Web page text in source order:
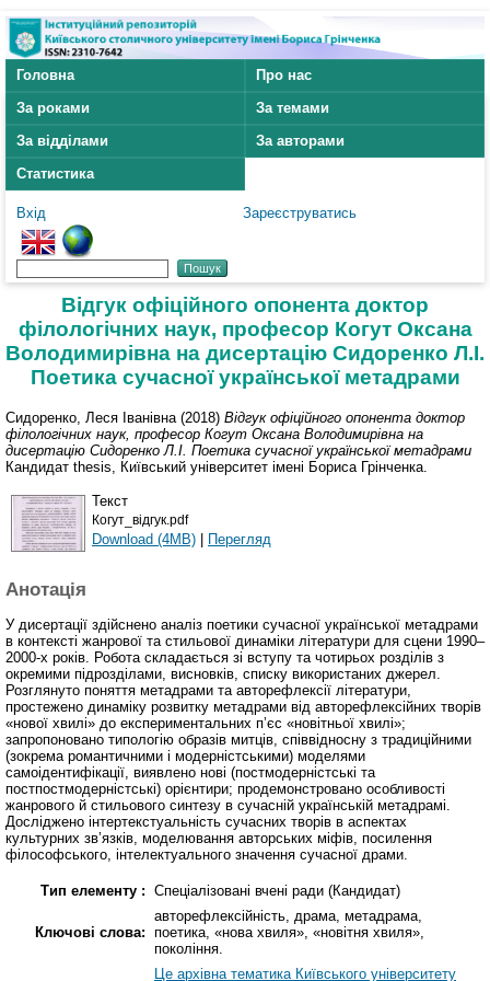
Головна
Про нас
За роками
За темами
За відділами
За авторами
Статистика
Вхід Зареєструватись
Відгук офіційного опонента доктор
філологічних наук, професор Когут Оксана
Володимирівна на дисертацію Сидоренко Л.І.
Поетика сучасної української метадрами
Сидоренко, Леся Іванівна (2018) Відгук офіційного опонента доктор
філологічних наук, професор Когут Оксана Володимирівна на
дисертацію Сидоренко Л.І. Поетика сучасної української метадрами
Кандидат thesis, Київський університет імені Бориса Грінченка.
Текст
Когут_відгук.pdf
Download (4MB) | Перегляд
Анотація
У дисертації здійснено аналіз поетики сучасної української метадрами
в контексті жанрової та стильової динаміки літератури для сцени 1990–
2000-х років. Робота складається зі вступу та чотирьох розділів з
окремими підрозділами, висновків, списку використаних джерел.
Розглянуто поняття метадрами та авторефлексії літератури,
простежено динаміку розвитку метадрами від авторефлексійних творів
«нової хвилі» до експериментальних п’єс «новітньої хвилі»;
запропоновано типологію образів митців, співвідносну з традиційними
(зокрема романтичними і модерністськими) моделями
самоідентифікації, виявлено нові (постмодерністські та
постпостмодерністські) орієнтири; продемонстровано особливості
жанрового й стильового синтезу в сучасній українській метадрамі.
Досліджено інтертекстуальність сучасних творів в аспектах
культурних зв’язків, моделювання авторських міфів, посилення
філософського, інтелектуального значення сучасної драми.
Тип елементу : Спеціалізовані вчені ради (Кандидат)
Ключові слова:
авторефлексійність, драма, метадрама,
поетика, «нова хвиля», «новітня хвиля»,
покоління.
Це архівна тематика Київського університету